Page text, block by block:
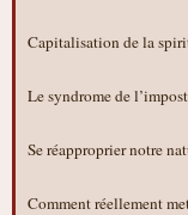
Capitalisation de la
Le syndrome de
Se réapproprier notre
Comment réellement